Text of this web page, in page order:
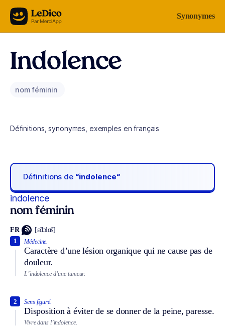
Aller au contenu Synonymes
Indolence
nom féminin
Définitions, synonymes, exemples en français
Définitions de “indolence“
indolence
nom féminin
FR [ɛ̃dɔlɑ̃s]
Médecine.
Caractère d’une lésion organique qui ne cause pas de
douleur.
1
L’indolence d’une tumeur.
Sens figuré.
Disposition à éviter de se donner de la peine, paresse.
2
Vivre dans l’indolence.